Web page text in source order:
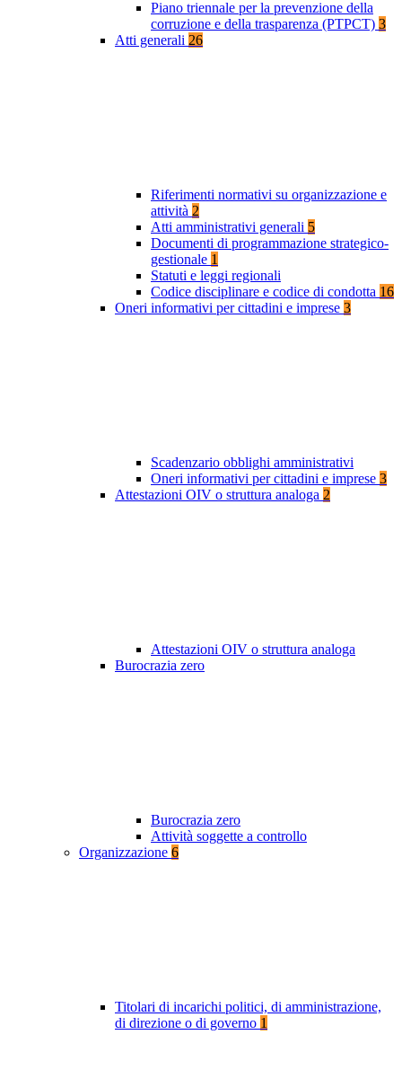
Piano triennale per la prevenzione della
corruzione e della trasparenza (PTPCT) 3
Atti generali 26
Riferimenti normativi su organizzazione e
attività 2
Atti amministrativi generali 5
Documenti di programmazione strategico-
gestionale 1
Statuti e leggi regionali
Codice disciplinare e codice di condotta 16
Oneri informativi per cittadini e imprese 3
Scadenzario obblighi amministrativi
Oneri informativi per cittadini e imprese 3
Attestazioni OIV o struttura analoga 2
Attestazioni OIV o struttura analoga
Burocrazia zero
Burocrazia zero
Attività soggette a controllo
Organizzazione 6
Titolari di incarichi politici, di amministrazione,
di direzione o di governo 1